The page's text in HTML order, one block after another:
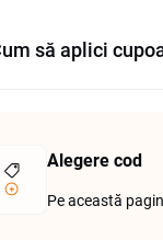
să aplici
Alegere cod
Pe această